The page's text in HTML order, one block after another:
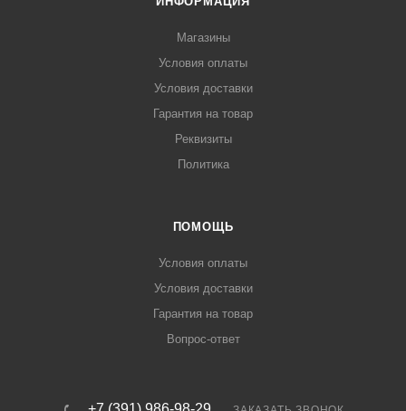
Магазины
Условия оплаты
Условия доставки
Гарантия на товар
Реквизиты
Политика
ПОМОЩЬ
Условия оплаты
Условия доставки
Гарантия на товар
Вопрос-ответ